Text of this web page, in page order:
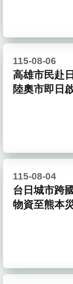
115-08-06
高雄市民赴
陸奧市即日
115-08-04
台日城市跨
物資至熊本